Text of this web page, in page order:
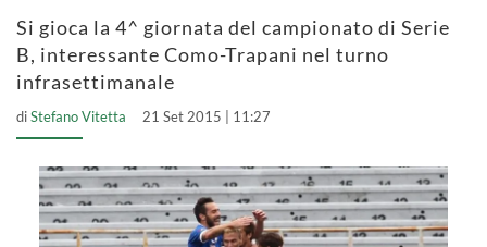
Si gioca la 4^ giornata del campionato di Serie
B, interessante Como-Trapani nel turno
infrasettimanale
diStefano Vitetta 21 Set 2015 | 11:27